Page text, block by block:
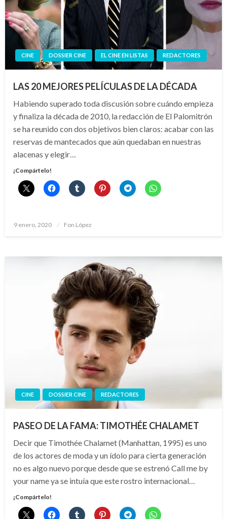
CINE DOSSIER CINE EL CINE EN LISTAS REDACTORES
LAS 20 MEJORES PELÍCULAS DE LA DÉCADA
Habiendo superado toda discusión sobre cuándo empieza
y finaliza la década de 2010, la redacción de El Palomitrón
se ha reunido con dos objetivos bien claros: acabar con las
reservas de mantecados que aún quedaban en nuestras
alacenas y elegir…
¡Compártelo!
Publicado
9 enero, 2020 Fon López
CINE DOSSIER CINE REDACTORES
PASEO DE LA FAMA: TIMOTHÉE CHALAMET
Decir que Timothée Chalamet (Manhattan, 1995) es uno
de los actores de moda y un ídolo para cierta generación
no es algo nuevo porque desde que se estrenó Call me by
your name ya se intuía que este rostro internacional…
¡Compártelo!